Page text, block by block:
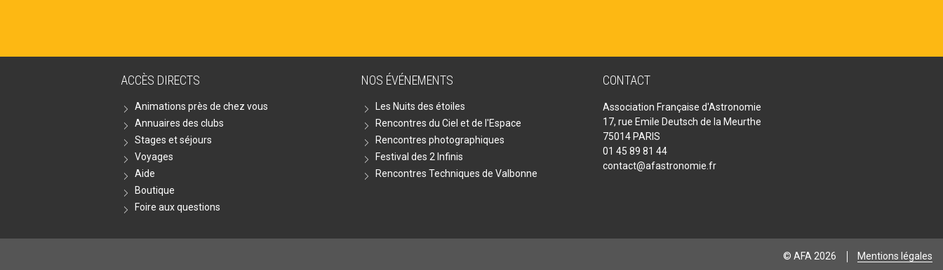
ACCÈS DIRECTS
Animations près de chez vous
Annuaires des clubs
Stages et séjours
Voyages
Aide
Boutique
Foire aux questions
NOS ÉVÉNEMENTS
Les Nuits des étoiles
Rencontres du Ciel et de l'Espace
Rencontres photographiques
Festival des 2 Infinis
Rencontres Techniques de Valbonne
CONTACT
Association Française d'Astronomie
17, rue Emile Deutsch de la Meurthe
75014 PARIS
01 45 89 81 44
contact@afastronomie.fr
© AFA 2026 Mentions légales